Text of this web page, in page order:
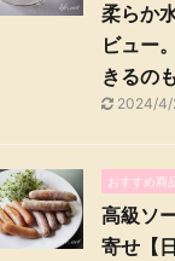
柔らか
ビュー
きるの
2024/4/
おすすめ商
高級ソ
寄せ【